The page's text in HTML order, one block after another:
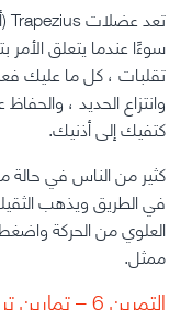
تعد عضلات Trapezius (أو الترابيس) واحدة من
سوءًاعندما يتعلق الأمر
تقلبات ، كل ما عليك
وانتزاع الحديد ،
كتفيك إلى أذنيك.
كثير من الناس في
في الطريق ويذهب
العلوي من الحركة
ممثل.